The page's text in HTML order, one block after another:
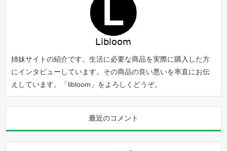
姉妹サイトの紹介です。生活に必要な商品を実際に購入した方
にインタビューしています。その商品の良い悪いを率直にお伝
えしています。「libloom 」をよろしくどうぞ。
最近のコメント